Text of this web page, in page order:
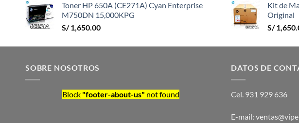
Toner HP 650A (CE271A) Cyan Enterprise
M750DN 15,000KPG
S/1,650.00
Kit de
Original
S/
SOBRE NOSOTROS
Block "footer-about-us" not found
DATOS DE
Cel. 931 929 636
E-mail: